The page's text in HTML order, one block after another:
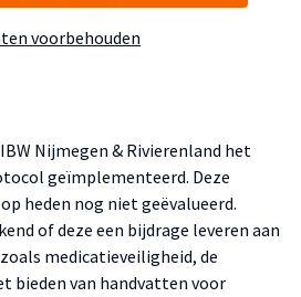
voorbehouden
Nijmegen & Rivierenland het
geïmplementeerd. Deze
heden nog niet geëvalueerd.
of deze een bijdrage leveren aan
medicatieveiligheid, de
bieden van handvatten voor